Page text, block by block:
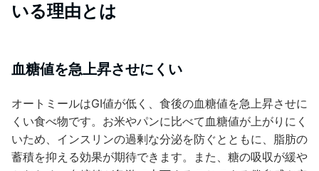
いる理由とは
血糖値を急上昇させにくい
オートミールはGI値が低く、食後の血糖値を急上昇させに
くい食べ物です。お米やパンに比べて血糖値が上がりにく
いため、インスリンの過剰な分泌を防ぐとともに、脂肪の
蓄積を抑える効果が期待できます。また、糖の吸収が緩や